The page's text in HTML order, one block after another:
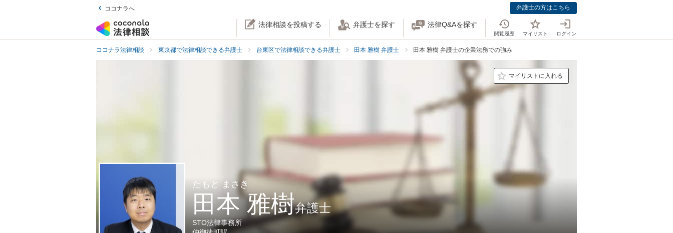
ココナラへ 弁護士の方はこちら
法律相談を投稿する 弁護士を探す 法律Q&Aを探す
閲覧履歴 マイリスト ログイン
ココナラ法律相談 東京都で法律相談できる弁護士 台東区で法律相談できる弁護士 田本 雅樹 弁護士 田本 雅樹 弁護士の企業法務での強み
マイリストに入れる
たもと まさき
田本 雅樹弁護士
STO法律事務所